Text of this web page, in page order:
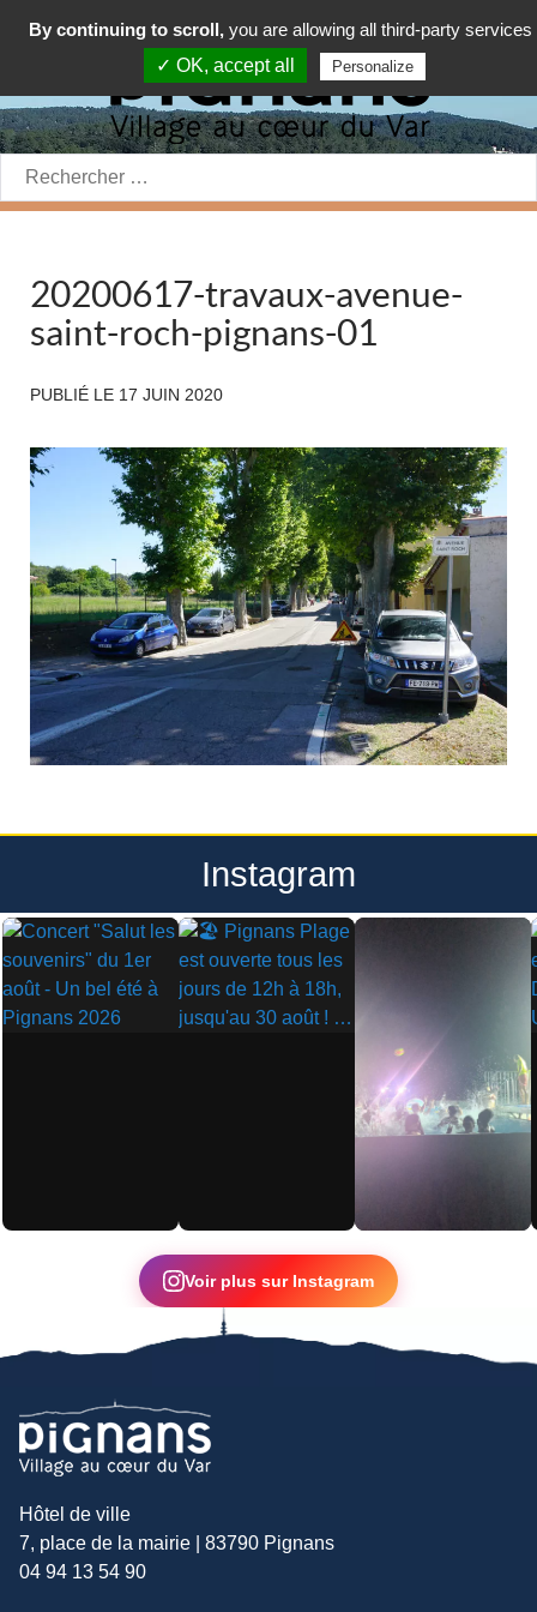
Rechercher:
20200617-travaux-avenue-
saint-roch-pignans-01
PUBLIÉ LE 17 JUIN 2020
Instagram
▶
Voir plus sur Instagram
Hôtel de ville
7, place de la mairie | 83790 Pignans
04 94 13 54 90
By continuing to scroll, you are allowing all third-party services
✓ OK, accept all
Personalize